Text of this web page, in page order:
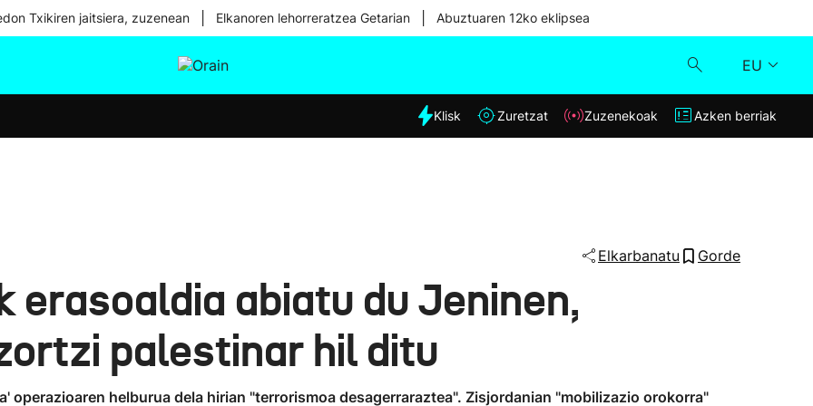
Txikiren jaitsiera, zuzenean Elkanoren lehorreratzea Getarian Abuztuaren 12ko eklipsea
EU
Eguraldia
Klisk
Klisk Zuretzat Zuzenekoak Azken berriak
Elkarbanatu Gorde
abiatu du Jeninen,
palestinar hil ditu
operazioaren helburua dela hirian "terrorismoa desagerraraztea". Zisjordanian "mobilizazio orokorra"